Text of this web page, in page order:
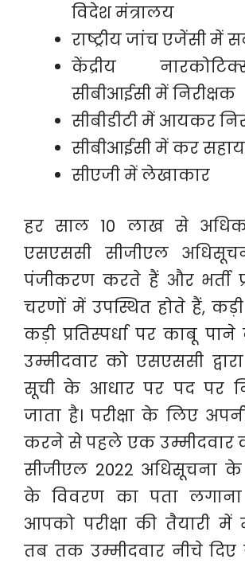
विदेश मंत्रालय
राष्ट्रीय जांच एजेंसी में
केंद्रीय
सीबीआईसी में निरीक्षक
सीबीडीटी में आयकर
सीबीआईसी में कर
सीएजी में लेखाकार
हर साल 10 लाख से अधिक
एसएससी सीजीएल
पंजीकरण करते हैं और भर्ती
चरणों में उपस्थित होते हैं,
कड़ी प्रतिस्पर्धा पर काबू
उम्मीदवार को एसएससी
सूची के आधार पर पद पर
जाता है। परीक्षा के लिए
करने से पहले एक उम्मीदवार
सीजीएल 2022 अधिसूचना
के विवरण का पता लगाना
आपको परीक्षा की तैयारी में
तब तक उम्मीदवार नीचे